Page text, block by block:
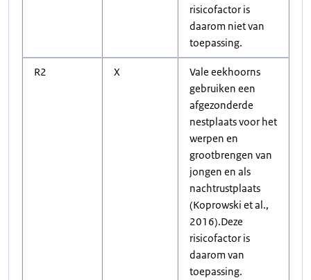
risicofactor is
daarom niet van
toepassing.
R2 X
Vale eekhoorns
gebruiken een
afgezonderde
nestplaats voor het
werpen en
grootbrengen van
jongen en als
nachtrustplaats
(Koprowski et al.,
2016).Deze
risicofactor is
daarom van
toepassing.